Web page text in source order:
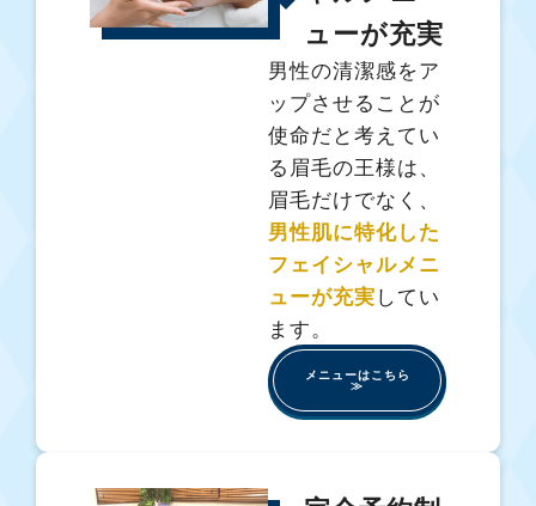
ューが充実
男性の清潔感をア
ップさせることが
使命だと考えてい
る眉毛の王様は、
眉毛だけでなく、
男性肌に特化した
フェイシャルメニ
ューが充実してい
ます。
メニューはこちら
≫